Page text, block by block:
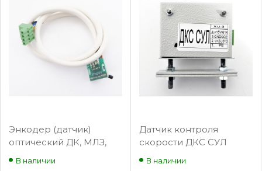
Энкодер (датчик)
оптический ДК, МЛЗ,
В наличии
Датчик контроля
скорости ДКС СУЛ
В наличии